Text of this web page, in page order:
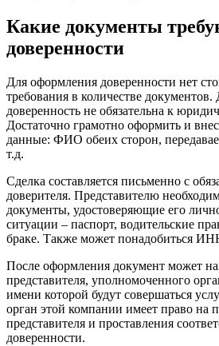
Какие документы
доверенности
Для оформления доверенности нет
требования в количестве документов.
доверенность не обязательна к
Достаточно грамотно оформить и
данные: ФИО обеих сторон,
т.д.
Сделка составляется письменно с
доверителя. Представителю
документы, удостоверяющие его
ситуации – паспорт, водительские
браке. Также может понадобиться
После оформления документ может
представителя, уполномоченного
имени которой будут совершаться
орган этой компании имеет право на
представителя и проставления
доверенности.